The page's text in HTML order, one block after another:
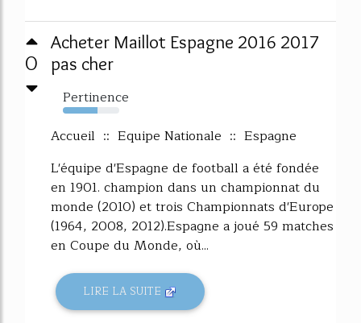
0
Acheter Maillot Espagne 2016 2017
pas cher
Pertinence
61%
Accueil :: Equipe Nationale :: Espagne
L'équipe d'Espagne de football a été fondée
en 1901. champion dans un championnat du
monde (2010) et trois Championnats d'Europe
(1964, 2008, 2012).Espagne a joué 59 matches
en Coupe du Monde, où...
LIRE LA SUITE